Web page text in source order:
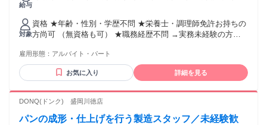
給与
(1)時給1400円 (2)時給1300円
対象
資格 ★年齢・性別・学歴不問 ★栄養士・調理師免許お持ちの
方尚可 （無資格も可） ★職務経歴不問 →実務未経験の方大
活躍しています>> ★シニアの方 活躍中！ ★主婦（夫）の方
活躍中！ ★フリーターの方 活躍中！ ★長期で働ける方歓迎
雇用形態： アルバイト・パート
お気に入り 詳細を見る
DONQ(ドンク) 盛岡川徳店
パンの成形・仕上げを行う製造スタッフ／未経験歓